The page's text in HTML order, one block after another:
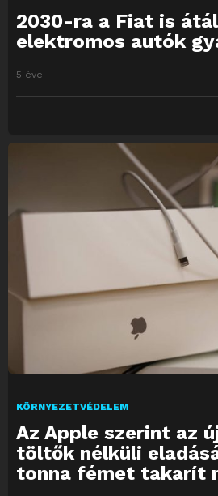
2030-ra a Fiat is
elektromos autók
5 éve
KÖRNYEZETVÉDELEM
Az Apple szerint az
töltők nélküli
tonna fémet takarít